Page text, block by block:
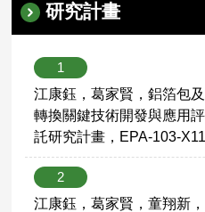
研究計畫
1
江康鈺，葛家賢，鋁箔包
轉換關鍵技術開發與應用
託研究計畫，EPA-103-X11
2
江康鈺，葛家賢，童翔新